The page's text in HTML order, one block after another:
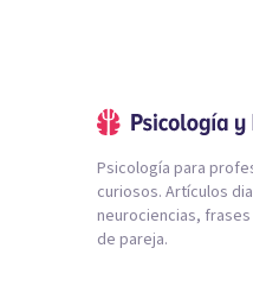
Psicología para
curiosos. Artículos
neurociencias,
de pareja.